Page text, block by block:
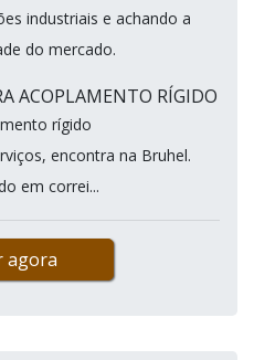
industriais e achando a
do mercado.
ACOPLAMENTO RÍGIDO
rígido
encontra na Bruhel.
em correi...
agora